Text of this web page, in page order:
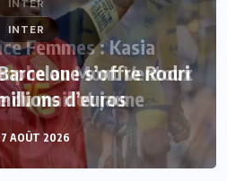
INTER
s’offre Rodri
d’euros
7 AOÛT 2026